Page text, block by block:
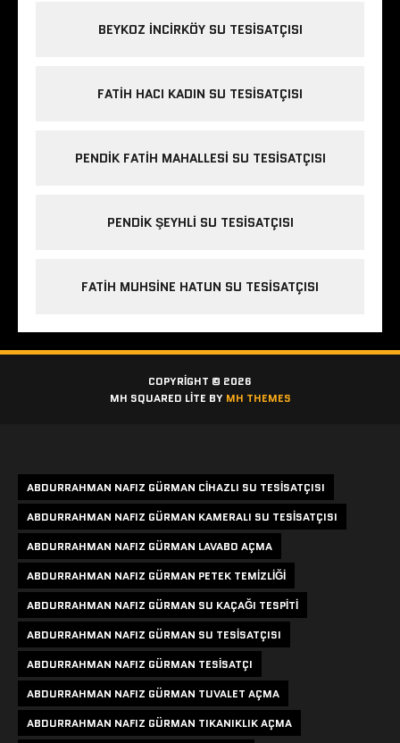
BEYKOZ INCIRKÖY SU TESISATÇISI
FATIH HACI KADIN SU TESISATÇISI
PENDIK FATIH MAHALLESI SU TESISATÇISI
PENDIK ŞEYHLI SU TESISATÇISI
FATIH MUHSINE HATUN SU TESISATÇISI
COPYRIGHT © 2026
MH SQUARED LITE BY MH THEMES
ABDURRAHMAN NAFIZ GÜRMAN CIHAZLI SU TESISATÇISI
ABDURRAHMAN NAFIZ GÜRMAN KAMERALI SU TESISATÇISI
ABDURRAHMAN NAFIZ GÜRMAN LAVABO AÇMA
ABDURRAHMAN NAFIZ GÜRMAN PETEK TEMIZLIĞI
ABDURRAHMAN NAFIZ GÜRMAN SU KAÇAĞI TESPITI
ABDURRAHMAN NAFIZ GÜRMAN SU TESISATÇISI
ABDURRAHMAN NAFIZ GÜRMAN TESISATÇI
ABDURRAHMAN NAFIZ GÜRMAN TUVALET AÇMA
ABDURRAHMAN NAFIZ GÜRMAN TIKANIKLIK AÇMA